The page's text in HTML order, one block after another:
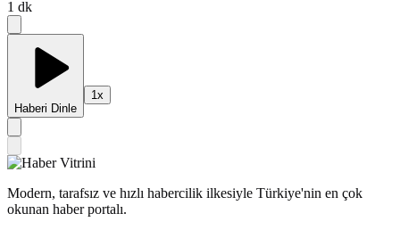
1 dk
Haberi Dinle
1x
Modern, tarafsız ve hızlı habercilik ilkesiyle Türkiye'nin en çok
okunan haber portalı.